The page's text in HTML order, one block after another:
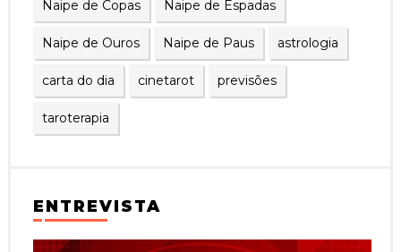
Naipe de Copas Naipe de Espadas
Naipe de Ouros Naipe de Paus astrologia
carta do dia cinetarot previsões
taroterapia
ENTREVISTA